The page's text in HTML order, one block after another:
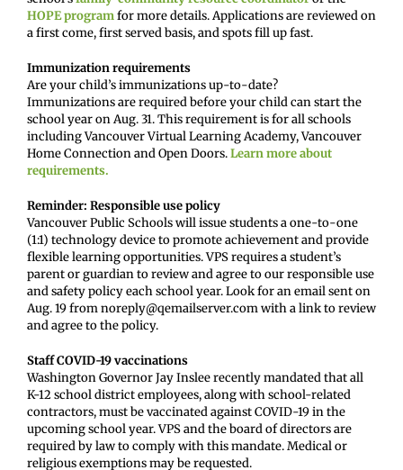
HOPE programfor more details. Applications are reviewed on
a first come, first served basis, and spots fill up fast.
Immunization requirements
Are your child’s immunizations up-to-date?
Immunizations are required before your child can start the
school year on Aug. 31. This requirement is for all schools
including Vancouver Virtual Learning Academy, Vancouver
Home Connection and Open Doors.Learn more about
requirements.
Reminder: Responsible use policy
Vancouver Public Schools will issue students a one-to-one
(1:1) technology device to promote achievement and provide
flexible learning opportunities. VPS requires a student’s
parent or guardian to review and agree to our responsible use
and safety policy each school year. Look for an email sent on
Aug. 19 from noreply@qemailserver.com with a link to review
and agree to the policy.
Staff COVID-19 vaccinations
Washington Governor Jay Inslee recently mandated that all
K-12 school district employees, along with school-related
contractors, must be vaccinated against COVID-19 in the
upcoming school year. VPS and the board of directors are
required by law to comply with this mandate. Medical or
religious exemptions may be requested.